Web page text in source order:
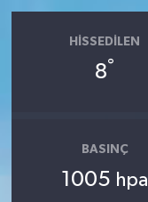
HISSEDILEN
8°
BASINÇ
1005 hpa